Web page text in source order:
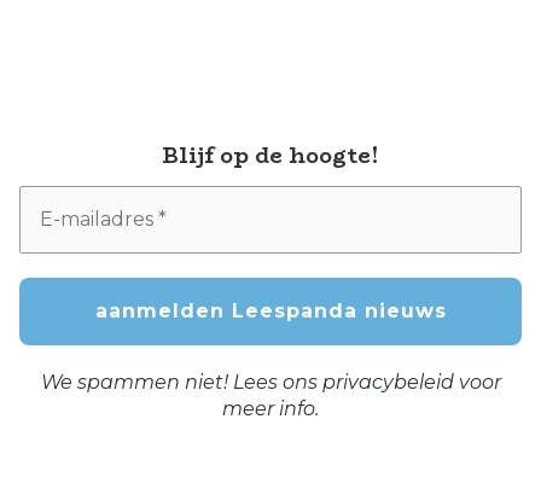
Blijf op de hoogte!
We spammen niet! Lees ons privacybeleidvoor
meer info.